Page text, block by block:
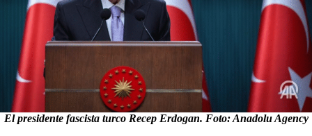
El presidente fascista turco Recep Erdogan. Foto: Anadolu Agency